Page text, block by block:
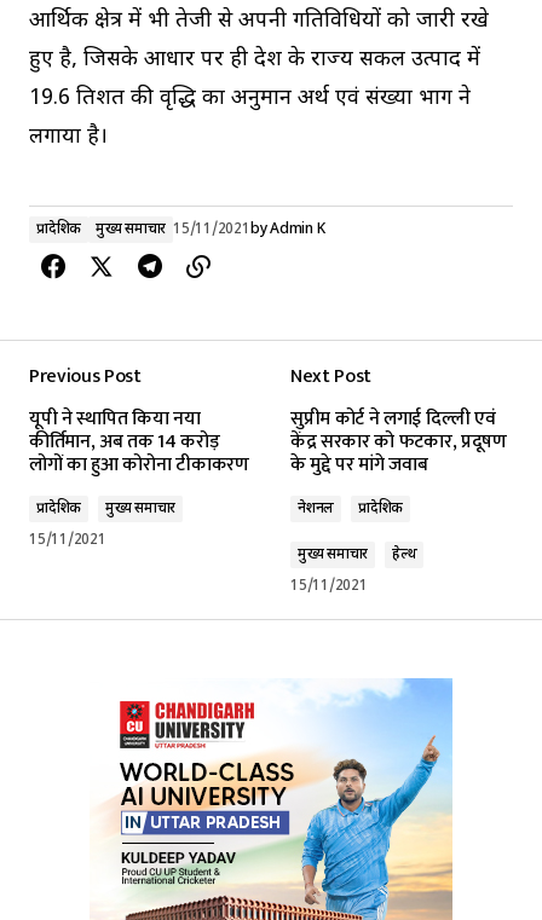
आर्थिक क्षेत्र में भी तेजी से अपनी गतिविधियों को जारी रखे
हुए है, जिसके आधार पर ही प्रदेश के राज्य सकल उत्पाद में
19.6 प्रतिशत की वृद्धि का अनुमान अर्थ एवं संख्या प्रभाग ने
लगाया है।
प्रादेशिक मुख्य समाचार 15/11/2021byAdmin K
Previous Post
यूपी ने स्थापित किया नया
कीर्तिमान, अब तक 14 करोड़
लोगों का हुआ कोरोना टीकाकरण
प्रादेशिक
मुख्य समाचार
15/11/2021
Next Post
सुप्रीम कोर्ट ने लगाई दिल्ली एवं
केंद्र सरकार को फटकार, प्रदूषण
के मुद्दे पर मांगे जवाब
नेशनल प्रादेशिक
मुख्य समाचार
हेल्थ
15/11/2021